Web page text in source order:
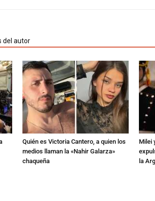
del autor
Quién es Victoria Cantero, a quien los
medios llaman la «Nahir Galarza»
chaqueña
Milei
la